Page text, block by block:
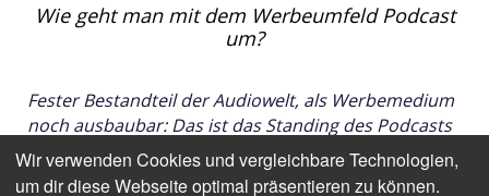
Wie geht man mit dem Werbeumfeld Podcast
um?
Fester Bestandteil der Audiowelt, als Werbemedium
noch ausbaubar: Das ist das Standing des Podcasts
in der Medienlandschaft. Vier von fünf Deutschen
hören mindestens einmal im Monat
Podcast,
Wir verwenden Cookies und vergleichbare Technologien,
um dir diese Webseite optimal präsentieren zu können.